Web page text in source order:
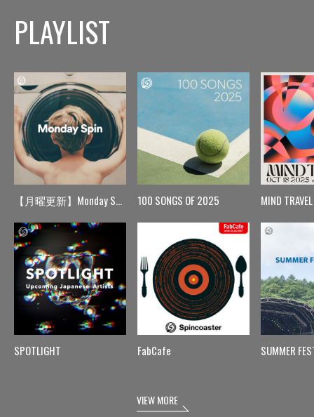
PLAYLIST
【月曜更新】Monday Spin
SPOTLIGHT
100 SONGS OF 2025
FabCafe
MIND TRAVEL
SUMMER
VIEW MORE